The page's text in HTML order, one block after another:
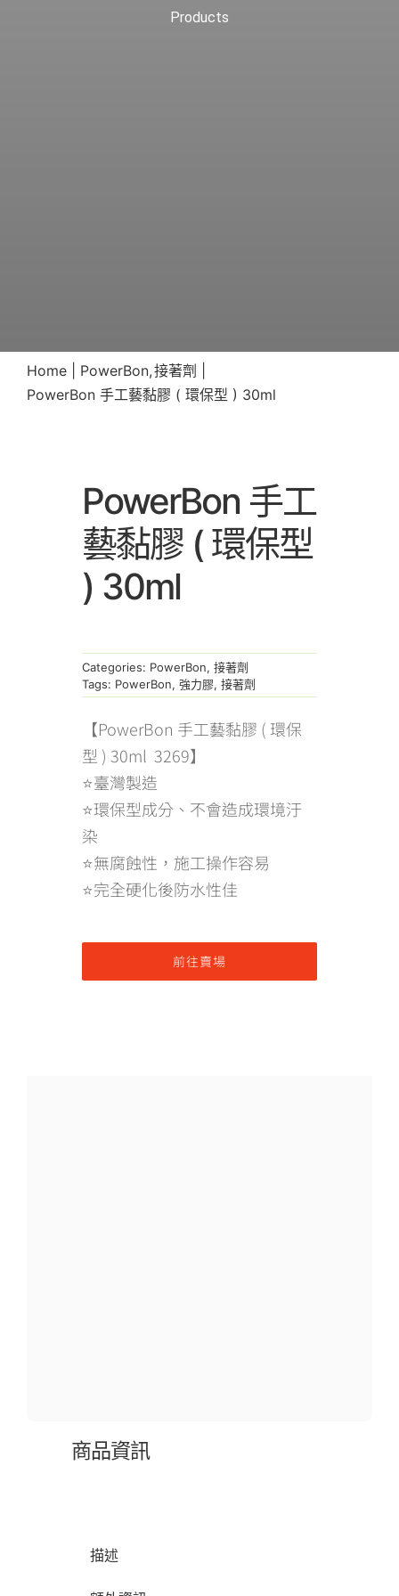
Products
Home PowerBon 接著劑
PowerBon 手工藝黏膠 ( 環保型 ) 30ml
PowerBon 手工
藝黏膠 ( 環保型
) 30ml
Categories: PowerBon,接著劑
Tags: PowerBon,強力膠,接著劑
【PowerBon 手工藝黏膠 ( 環保
型 ) 30ml 3269】
⭐臺灣製造
⭐環保型成分、不會造成環境汙
染
⭐無腐蝕性，施工操作容易
⭐完全硬化後防水性佳
前往賣場
商品資訊
描述